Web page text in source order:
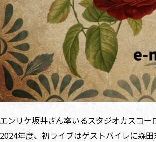
エンリケ坂井さん率いるスタジオカスコー
2024年度、初ライブはゲストバイレに森田